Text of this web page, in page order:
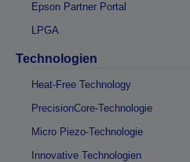
Epson Partner Portal
LPGA
Technologien
Heat-Free Technology
PrecisionCore-Technologie
Micro Piezo-Technologie
Innovative Technologien